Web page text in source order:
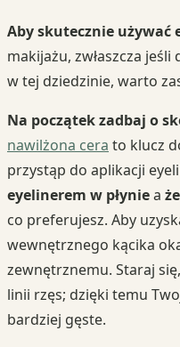
Aby skutecznie używać
makijażu, zwłaszcza
w tej dziedzinie, warto
Na początek zadbaj o
nawilżona cera to klucz
przystąp do aplikacji
eyelinerem w płyniea
co preferujesz. Aby
wewnętrznego kącika
zewnętrznemu. Staraj
linii rzęs; dzięki temu
bardziej gęste.